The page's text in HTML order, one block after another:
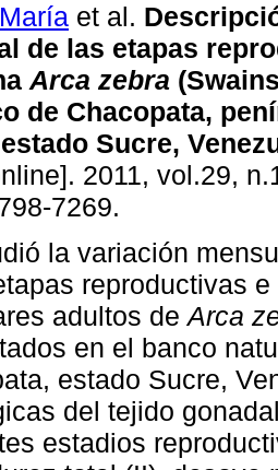
et al.
de las etapas
Arca zebra
de Chacopata,
Sucre,
2011, vol.29,
7269.
la variación
reproductivas
adultos deArca
en el banco
estado Sucre,
del tejido
estadios